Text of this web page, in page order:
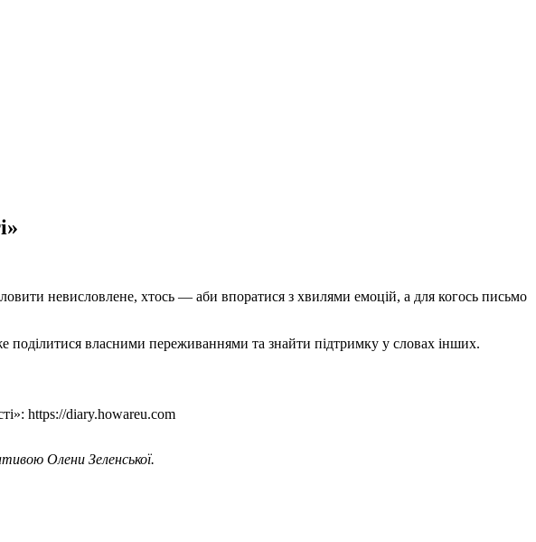
невисловлене, хтось — аби впоратися з хвилями емоцій, а для когось письмо
поділитися власними переживаннями та знайти підтримку у словах інших.
https://diary.howareu.com
Олени Зеленської.